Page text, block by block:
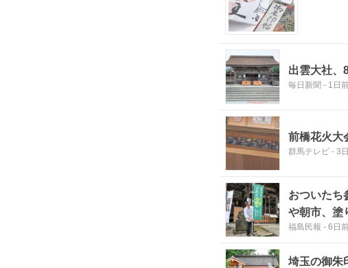
出雲大社
毎日新聞 - 1日
前橋花火大
群馬テレビ - 3
おついた
や朝市、塗
福島民報 - 6日
埼玉の御